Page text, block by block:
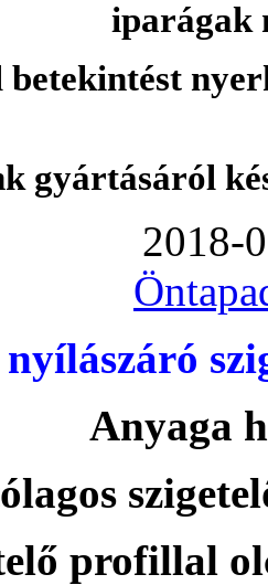
iparágak
betekintést
gyártásáról
2018-
Anyaga
profillal